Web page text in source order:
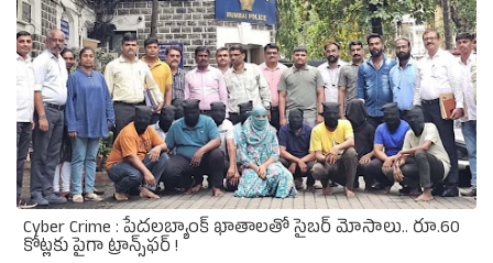
Cyber Crime : పేదలబ్యాంక్‌ ఖాతాలతో సైబర్‌ మోసాలు.. రూ.60
కోట్లకు పైగా ట్రాన్స్‌ఫర్‌ !